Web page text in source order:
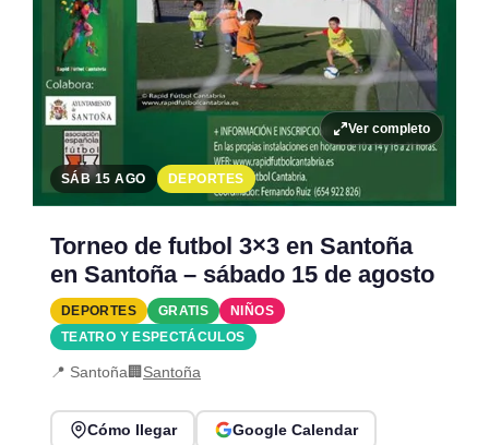
Ver completo
SÁB 15 AGO DEPORTES
Torneo de futbol 3×3 en Santoña
en Santoña – sábado 15 de agosto
DEPORTES GRATIS
NIÑOS
TEATRO Y ESPECTÁCULOS
📍 Santoña🏢 Santoña
Cómo llegar Google Calendar